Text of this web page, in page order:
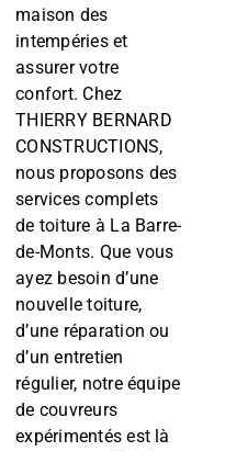
maison des
intempéries et
assurer votre
confort. Chez
THIERRY BERNARD
CONSTRUCTIONS,
nous proposons des
services complets
de toiture à La Barre-
de-Monts. Que vous
ayez besoin d’une
nouvelle toiture,
d’une réparation ou
d’un entretien
régulier, notre équipe
de couvreurs
expérimentés est là